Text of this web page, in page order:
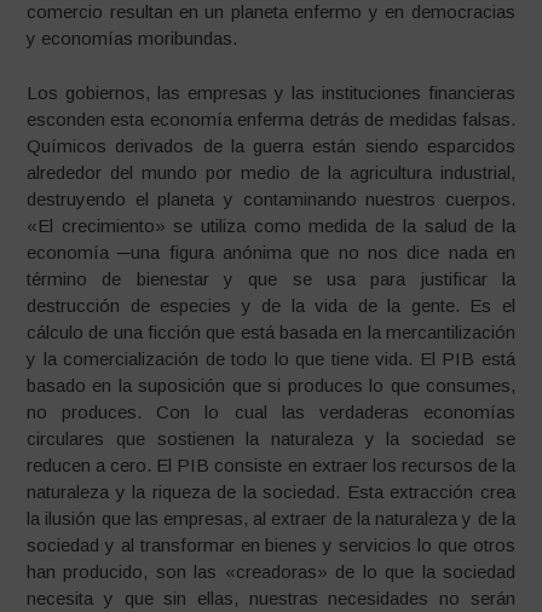
comercio resultan en un planeta enfermo y en democracias
y economías moribundas.
Los gobiernos, las empresas y las instituciones financieras
esconden esta economía enferma detrás de medidas falsas.
Químicos derivados de la guerra están siendo esparcidos
alrededor del mundo por medio de la agricultura industrial,
destruyendo el planeta y contaminando nuestros cuerpos.
«El crecimiento» se utiliza como medida de la salud de la
economía ─una figura anónima que no nos dice nada en
término de bienestar y que se usa para justificar la
destrucción de especies y de la vida de la gente. Es el
cálculo de una ficción que está basada en la mercantilización
y la comercialización de todo lo que tiene vida. El PIB está
basado en la suposición que si produces lo que consumes,
no produces. Con lo cual las verdaderas economías
circulares que sostienen la naturaleza y la sociedad se
reducen a cero. El PIB consiste en extraer los recursos de la
naturaleza y la riqueza de la sociedad. Esta extracción crea
la ilusión que las empresas, al extraer de la naturaleza y de la
sociedad y al transformar en bienes y servicios lo que otros
han producido, son las «creadoras» de lo que la sociedad
necesita y que sin ellas, nuestras necesidades no serán